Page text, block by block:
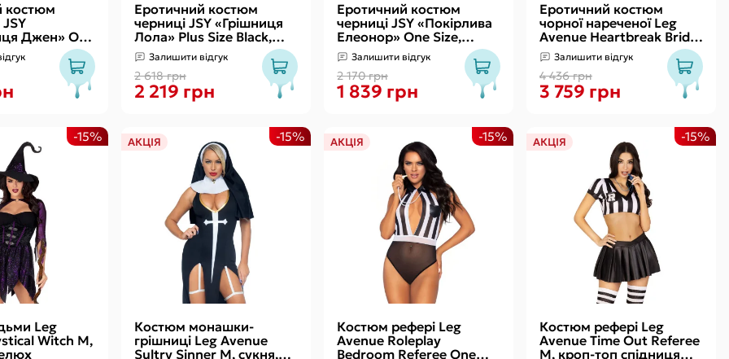
костюм
Джен» One
жезл
Еротичний костюм
черниці JSY «Грішниця
Лола» Plus Size Black,
сукня, хрест,
апостольник
Залишити відгук
2 618 грн
2 219 грн
Еротичний костюм
черниці JSY «Покірлива
Елеонор» One Size,
сукня, головний убір,
стрінги, хрест
Залишити відгук
2 170 грн
1 839 грн
Еротичний костюм
чорної нареченої Leg
Avenue Heartbreak Bride
M, боді, рукави, вуаль,
чокер
Залишити відгук
4 436 грн
3 759 грн
Leg
Witch M,
-15% АКЦІЯ
Костюм монашки-
грішниці Leg Avenue
Sultry Sinner M, сукня,
-15% АКЦІЯ
Костюм рефері Leg
Avenue Roleplay
Bedroom Referee One
-15% АКЦІЯ
Костюм рефері Leg
Avenue Time Out Referee
M, кроп-топ спідниця
-15%